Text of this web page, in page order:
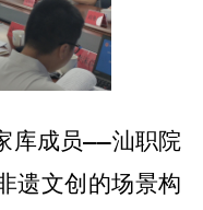
库成员——汕职院
遗文创的场景构